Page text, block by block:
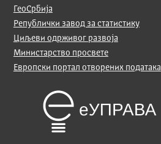
ГеоСрбија
Републички завод за статистику
Циљеви одрживог развоја
Министарство просвете
Европски портал отворених података